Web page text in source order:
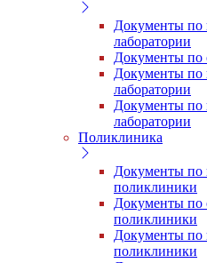
Документы по
лаборатории
Документы по
Документы по
лаборатории
Документы по
лаборатории
Поликлиника
Документы по
поликлиники
Документы по
поликлиники
Документы по
поликлиники